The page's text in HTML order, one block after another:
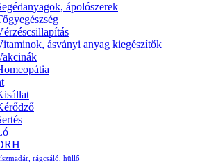
ápolószerek
ásványi anyag kiegészítők
rágcsáló, hüllő